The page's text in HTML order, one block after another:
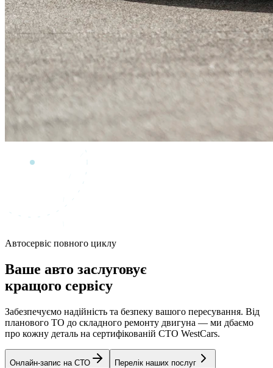
Автосервіс повного циклу
Ваше авто заслуговує
кращого сервісу
Забезпечуємо надійність та безпеку вашого пересування. Від
планового ТО до складного ремонту двигуна — ми дбаємо
про кожну деталь на сертифікованій СТО WestCars.
Онлайн-запис на СТО Перелік наших послуг